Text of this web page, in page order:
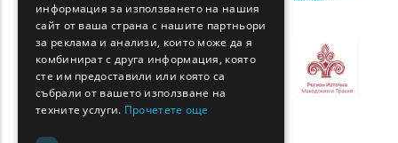
ROMANIAN
TURKISH
информация за използването на нашия
сайт от ваша страна с нашите партньори
за реклама и анализи, които може да я
комбинират с друга информация, която
сте им предоставили или която са
събрали от вашето използване на
техните услуги. Прочетете още